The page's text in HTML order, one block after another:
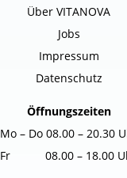
Über VITANOVA
Jobs
Impressum
Datenschutz
Öffnungszeiten
Mo – Do 08.00 – 20.30
Fr 08.00 – 18.00